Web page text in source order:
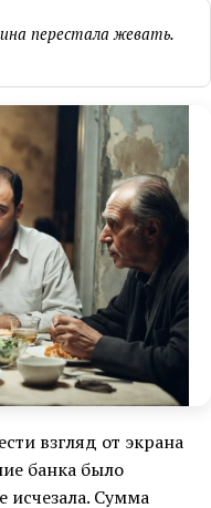
перестала жевать.
взгляд от экрана
банка было
исчезала. Сумма